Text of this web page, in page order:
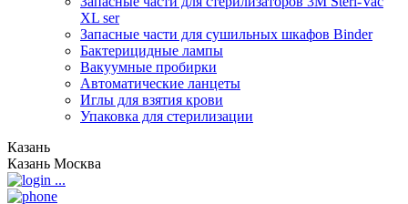
XL ser
Запасные части для сушильных шкафов Binder
Бактерицидные лампы
Вакуумные пробирки
Автоматические ланцеты
Иглы для взятия крови
Упаковка для стерилизации
Казань
Казань Москва
...